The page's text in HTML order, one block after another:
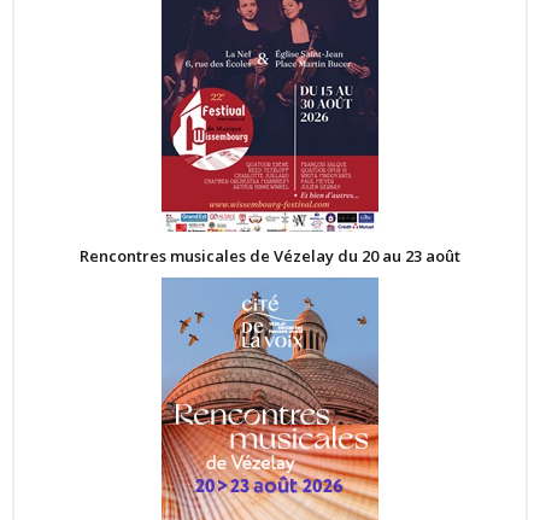
Rencontres musicales de Vézelay du 20 au 23 août